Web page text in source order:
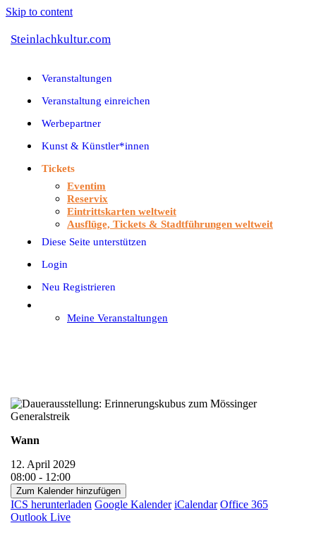
Skip to content
Steinlachkultur.com
Veranstaltungen
Veranstaltung einreichen
Werbepartner
Kunst & Künstler*innen
Tickets
Eventim
Reservix
Eintrittskarten weltweit
Ausflüge, Tickets & Stadtführungen weltweit
Diese Seite unterstützen
Login
Neu Registrieren
Meine Veranstaltungen
Wann
12. April 2029
08:00 - 12:00
Zum Kalender hinzufügen
ICS herunterladen Google Kalender iCalendar Office 365
Outlook Live